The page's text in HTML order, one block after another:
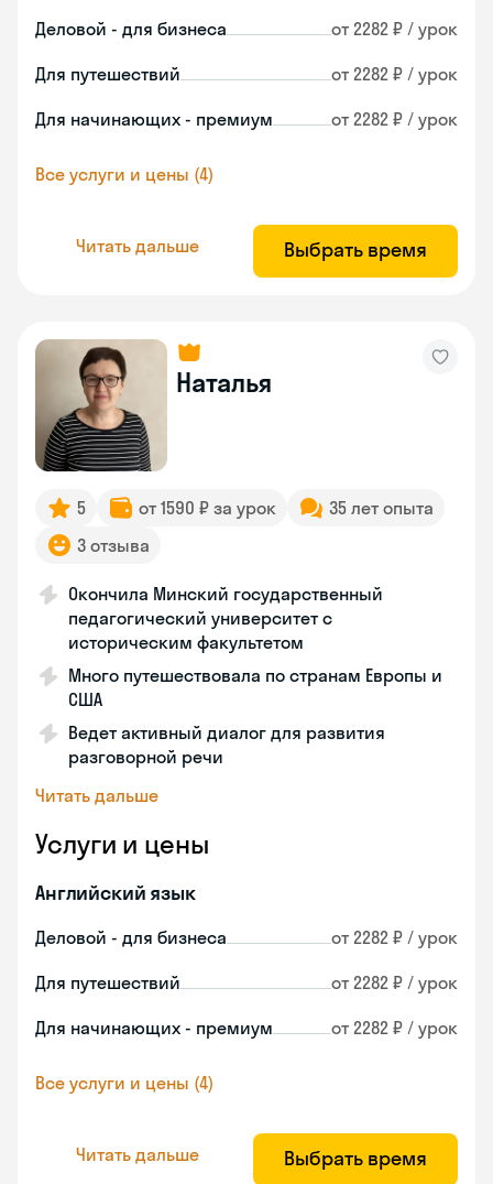
Деловой - для бизнеса от 2282 ₽ / урок
Для путешествий от 2282 ₽ / урок
Для начинающих - премиум от 2282 ₽ / урок
Все услуги и цены (4)
Читать дальше Выбрать время
Наталья
5 от 1590 ₽ за урок
35 лет опыта
3 отзыва
Окончила Минский государственный
педагогический университет с
историческим факультетом
Много путешествовала по странам Европы и
США
Ведет активный диалог для развития
разговорной речи
Читать дальше
Услуги и цены
Английский язык
Деловой - для бизнеса от 2282 ₽ / урок
Для путешествий от 2282 ₽ / урок
Для начинающих - премиум от 2282 ₽ / урок
Все услуги и цены (4)
Читать дальше Выбрать время